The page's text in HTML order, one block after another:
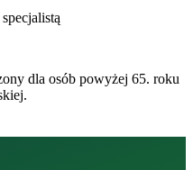
dla osób powyżej 65. roku